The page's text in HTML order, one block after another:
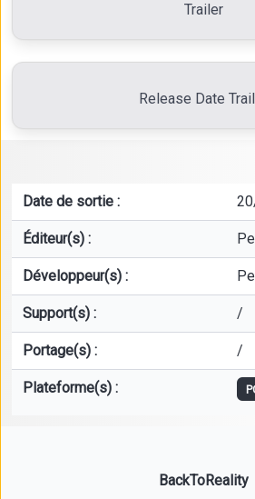
Trailer
Release Date
Date de sortie :
Éditeur(s) :
Développeur(s) :
Support(s) : /
Portage(s) : /
Plateforme(s) :
BackToReality